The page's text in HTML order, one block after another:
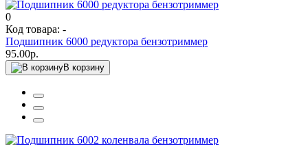
0
Код товара: -
Подшипник 6000 редуктора бензотриммер
95.00р.
В корзину